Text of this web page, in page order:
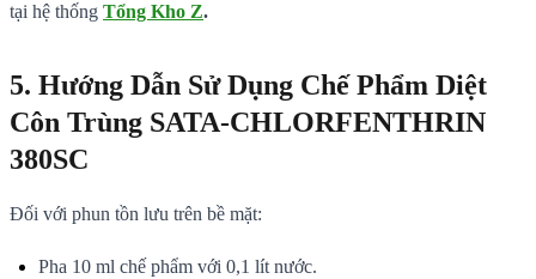
tại hệ thống Tổng Kho Z.
5. Hướng Dẫn Sử Dụng Chế Phẩm Diệt
Côn Trùng SATA-CHLORFENTHRIN
380SC
Đối với phun tồn lưu trên bề mặt:
Pha 10 ml chế phẩm với 0,1 lít nước.